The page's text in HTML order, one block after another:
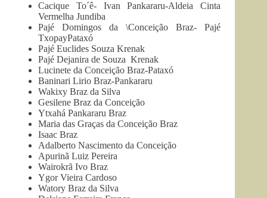
Cacique To´ê- Ivan Pankararu-Aldeia Cinta
Vermelha Jundiba
Pajé Domingos da \Conceição Braz- Pajé
TxopayPataxó
Pajé Euclides Souza Krenak
Pajé Dejanira de Souza Krenak
Lucinete da Conceição Braz-Pataxó
Baninari Lirio Braz-Pankararu
Wakixy Braz da Silva
Gesilene Braz da Conceição
Ytxahá Pankararu Braz
Maria das Graças da Conceição Braz
Isaac Braz
Adalberto Nascimento da Conceição
Apurinã Luiz Pereira
Wairokrã Ivo Braz
Ygor Vieira Cardoso
Watory Braz da Silva